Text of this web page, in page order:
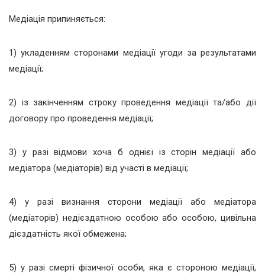
Медіація припиняється:
1) укладенням сторонами медіації угоди за результатами
медіації;
2) із закінченням строку проведення медіації та/або дії
договору про проведення медіації;
3) у разі відмови хоча б однієї із сторін медіації або
медіатора (медіаторів) від участі в медіації;
4) у разі визнання сторони медіації або медіатора
(медіаторів) недієздатною особою або особою, цивільна
дієздатність якої обмежена;
5) у разі смерті фізичної особи, яка є стороною медіації,